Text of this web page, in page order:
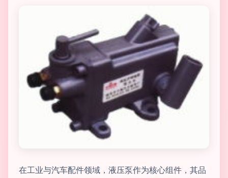
在工业与汽车配件领域，液压泵作为核心组件，其品